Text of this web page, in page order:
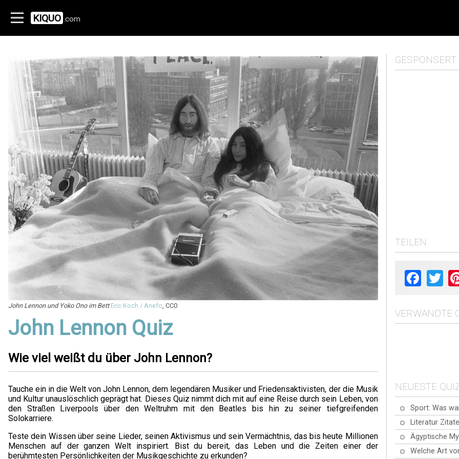
KIQUO .com
John Lennon und Yoko Ono im Bett Eric Koch / Anefo, CC0
John Lennon Quiz
Wie viel weißt du über John Lennon?
Tauche ein in die Welt von John Lennon, dem legendären Musiker und Friedensaktivisten, der die Musik
und Kultur unauslöschlich geprägt hat. Dieses Quiz nimmt dich mit auf eine Reise durch sein Leben, von
den Straßen Liverpools über den Weltruhm mit den Beatles bis hin zu seiner tiefgreifenden
Solokarriere.
Teste dein Wissen über seine Lieder, seinen Aktivismus und sein Vermächtnis, das bis heute Millionen
Menschen auf der ganzen Welt inspiriert. Bist du bereit, das Leben und die Zeiten einer der
berühmtesten Persönlichkeiten der Musikgeschichte zu erkunden?
GESPONSERT
TEILEN
Facebook
VERWANDTE
NEUESTE
Sport: Was
Literatur Zitate
Ägyptische
Welche Art